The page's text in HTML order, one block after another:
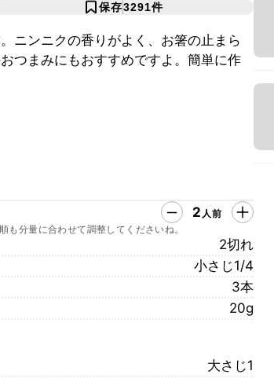
保存3291件
ニンニクの香りがよく、お箸の止まら
つまみにもおすすめですよ。簡単に作
2 人前
分量に合わせて調整してくださいね。
2切れ
小さじ1/4
3本
20g
大さじ1